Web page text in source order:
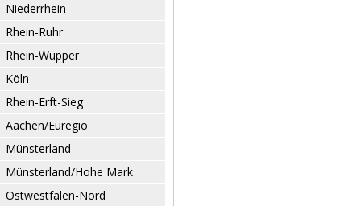
Niederrhein
Rhein-Ruhr
Rhein-Wupper
Köln
Rhein-Erft-Sieg
Aachen/Euregio
Münsterland
Münsterland/Hohe Mark
Ostwestfalen-Nord